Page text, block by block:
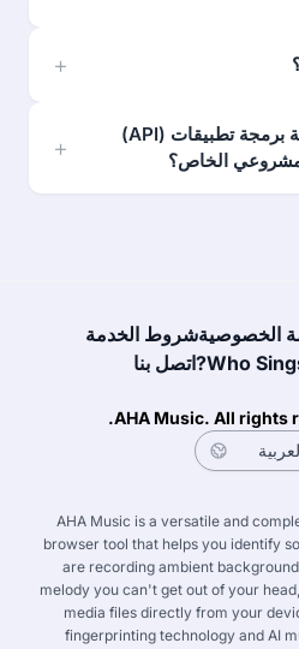
هل يمكنني استخدام واجهة برمجة تطبيقات (API)
الخصوصيةشروط الخدمة
Who اتصل بنا
AHA Music is a versatile and
browser tool that helps you identify
are recording ambient
melody you can't get out of your
media files directly from your
fingerprinting technology and AI
FrançaisDeutschEspañol